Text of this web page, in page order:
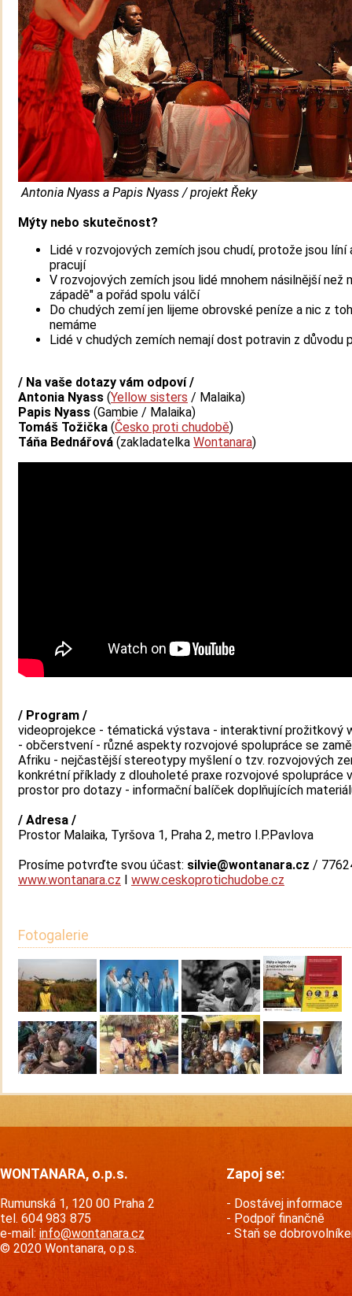
Antonia Nyass a Papis Nyass / projekt Řeky​
Mýty nebo skutečnost?
Lidé v rozvojových zemích jsou chudí, protože jsou líní
pracují
V rozvojových zemích jsou lidé mnohem násilnější než
západě" a pořád spolu válčí
Do chudých zemí jen lijeme obrovské peníze a nic z
nemáme
Lidé v chudých zemích nemají dost potravin z důvodu
/ Na vaše dotazy vám odpoví /
Antonia Nyass (Yellow sisters / Malaika)
Papis Nyass (Gambie / Malaika)
Tomáš Tožička (Česko proti chudobě)
Táňa Bednářová (zakladatelka Wontanara)
/ Program /
videoprojekce - tématická výstava - interaktivní prožitkový
- občerstvení - různé aspekty rozvojové spolupráce se
Afriku - nejčastější stereotypy myšlení o tzv. rozvojových
konkrétní příklady z dlouholeté praxe rozvojové spolupráce
prostor pro dotazy - informační balíček doplňujících
/ Adresa /
Prostor Malaika, Tyršova 1, Praha 2, metro I.P.Pavlova
Prosíme potvrďte svou účast: silvie@wontanara.cz /
www.wontanara.cz I www.ceskoprotichudobe.cz
Fotogalerie
WONTANARA, o.p.s.
Rumunská 1, 120 00 Praha 2
tel. 604 983 875
e-mail: info@wontanara.cz
© 2020 Wontanara, o.p.s.
Zapoj se:
Dostávej informace
Podpoř finančně
Staň se